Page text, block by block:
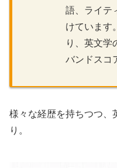
語、ライテ
けています
り、英文学
バンドスコ
様々な経歴を持ちつつ、
り。